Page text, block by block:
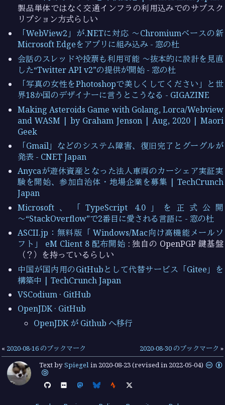
製品単体ではなく交通インフラの利用込みでのサブスク
リプション方式らしい
「WebView2」が.NETに対応 ～Chromiumベースの新
Microsoft Edgeをアプリに組み込み - 窓の杜
会話のスレッドや投票も利用可能 ～抜本的に設計を見直
した“Twitter API v2”の提供が開始 - 窓の杜
「写真の女性をPhotoshopで美しくしてください」と世
界18か国のデザイナーに言うとこうなる - GIGAZINE
Making Asteroids Game with Golang, Lorca/Webview
and WASM | by Graham Jenson | Aug, 2020 | Maori
Geek
「Gmail」などのシステム障害、復旧完了とグーグルが
発表 - CNET Japan
Anycaが遊休資産となった法人車両のカーシェア実証実
験を開始、参加自治体・地場企業を募集 | TechCrunch
Japan
Microsoft、「TypeScript 4.0」を正式公開
～“StackOverflow”で2番目に愛される言語に - 窓の杜
ASCII.jp：無料版「 Windows/Mac向け高機能メールソ
フト」 eM Client 8 配布開始 : 独自の OpenPGP 鍵基盤
（？）を持っているらしい
中国が国内用のGitHubとして代替サービス「Gitee」を
構築中 | TechCrunch Japan
VSCodium · GitHub
OpenJDK · GitHub
OpenJDK が Github へ移行
« 2020-08-16 のブックマーク 2020-08-30 のブックマーク »
Text bySpiegelin 2020-08-23(revised in 2022-05-04)